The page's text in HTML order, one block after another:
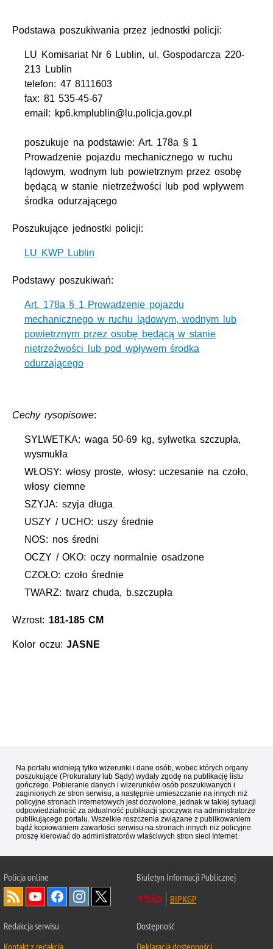
Podstawa poszukiwania przez jednostki policji:
LU Komisariat Nr 6 Lublin, ul. Gospodarcza 220-
213 Lublin
telefon: 47 8111603
fax: 81 535-45-67
email: kp6.kmplublin@lu.policja.gov.pl
poszukuje na podstawie: Art. 178a § 1
Prowadzenie pojazdu mechanicznego w ruchu
lądowym, wodnym lub powietrznym przez osobę
będącą w stanie nietrzeźwości lub pod wpływem
środka odurzającego
Poszukujące jednostki policji:
LU KWP Lublin
Podstawy poszukiwań:
Art. 178a § 1 Prowadzenie pojazdu
mechanicznego w ruchu lądowym, wodnym lub
powietrznym przez osobę będącą w stanie
nietrzeźwości lub pod wpływem środka
odurzającego
Cechy rysopisowe:
SYLWETKA: waga 50-69 kg, sylwetka szczupła,
wysmukła
WŁOSY: włosy proste, włosy: uczesanie na czoło,
włosy ciemne
SZYJA: szyja długa
USZY / UCHO: uszy średnie
NOS: nos średni
OCZY / OKO: oczy normalnie osadzone
CZOŁO: czoło średnie
TWARZ: twarz chuda, b.szczupła
Wzrost: 181-185 CM
Kolor oczu:JASNE
Na portalu widnieją tylko wizerunki i dane osób, wobec których organy
poszukujące (Prokuratury lub Sądy) wydały zgodę na publikację listu
gończego. Pobieranie danych i wizerunków osób poszukiwanych i
zaginionych ze stron serwisu, a następnie umieszczanie na innych niż
policyjne stronach internetowych jest dozwolone, jednak w takiej sytuacji
odpowiedzialność za aktualność publikacji spoczywa na administratorze
publikującego portalu. Wszelkie roszczenia związane z publikowaniem
bądź kopiowaniem zawartości serwisu na stronach innych niż policyjne
proszę kierować do administratorów właściwych stron sieci Internet.
Policjaonline
Biuletyn Informacji Publicznej
BIP KGP
Redakcja serwisu
Dostępność